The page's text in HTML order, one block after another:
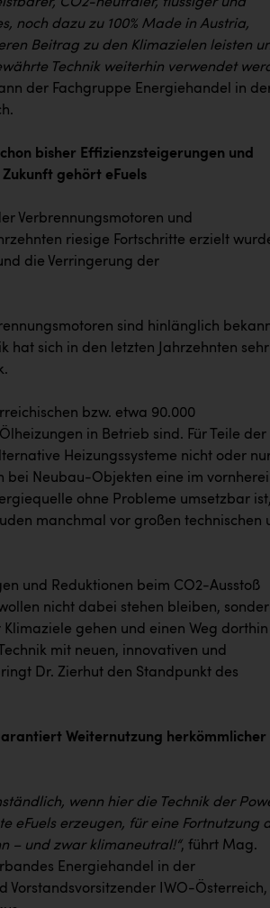
noch dazu zu 100% Made in Austria,
Beitrag zu den Klimazielen leisten
Technik weiterhin verwendet
der Fachgruppe Energiehandel in
bisher Effizienzsteigerungen und
gehört eFuels
Verbrennungsmotoren und
riesige Fortschritte erzielt
die Verringerung der
sind hinlänglich
hat sich in den letzten Jahrzehnten sehr
bzw. etwa 90.000
in Betrieb sind. Für Teile der
Heizungssysteme nicht oder
bei Neubau-Objekten eine im
ohne Probleme umsetzbar ist,
manchmal vor großen technischen
und Reduktionen beim CO2-Ausstoß
nicht dabei stehen bleiben,
gehen und einen Weg dorthin
mit neuen, innovativen und
Dr. Zierhut den Standpunkt des
Weiternutzung herkömmlicher
wenn hier die Technik der
eFuels erzeugen, für eine Fortnutzung
– und zwar klimaneutral!“, führt Mag.
Energiehandel in der
Vorstandsvorsitzender IWO-Österreich,